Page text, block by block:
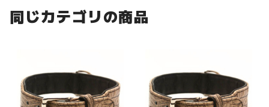
同じカテゴリの商品